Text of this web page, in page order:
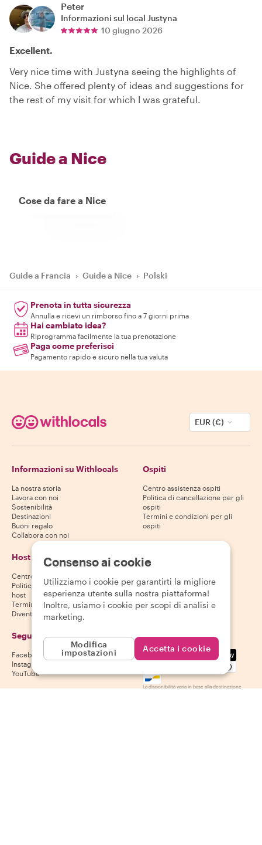
Peter
Informazioni sul local Justyna
10 giugno 2026
Excellent.
Very nice time with Justyna seeing the highlights of
Nice. She offered plenty of ideas and suggestions for
the rest of my visit for which I was grateful.
Guide a Nice
Cose da fare a Nice
Guide a Francia › Guide a Nice › Polski
Prenota in tutta sicurezza
Annulla e ricevi un rimborso fino a 7 giorni prima
Hai cambiato idea?
Riprogramma facilmente la tua prenotazione
Paga come preferisci
Pagamento rapido e sicuro nella tua valuta
EUR (€)
Informazioni su Withlocals
La nostra storia
Lavora con noi
Sostenibilità
Destinazioni
Buoni regalo
Collabora con noi
Ospiti
Centro assistenza ospiti
Politica di cancellazione per gli
ospiti
Termini e condizioni per gli
ospiti
Host
Centro assistenza host
Politica di cancellazione per gli
host
Termini e condizioni per gli host
Diventa un host
Scarica la nostra app
Google Play Store
Seguici
Facebook
Instagram
YouTube
Accettiamo
Mastercard, Visa, Amex,
La disponibilità varia in base alla destinazione
Consenso ai cookie
Utilizziamo i cookie per garantirti la migliore
esperienza utente sulla nostra piattaforma!
Inoltre, usiamo i cookie per scopi di analisi e
marketing.
Modifica
impostazioni
Accetta i cookie